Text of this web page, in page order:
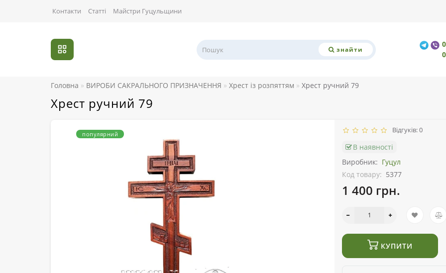
Контакти Статті Майстри Гуцульщини
знайти
Головна ВИРОБИ САКРАЛЬНОГО ПРИЗНАЧЕННЯ Хрест із розпяттям Хрест ручний 79
Хрест ручний 79
популярний Відгуків: 0
В наявності
Виробник: Гуцул
Код товару: 5377
1 400 грн.
КУПИТИ